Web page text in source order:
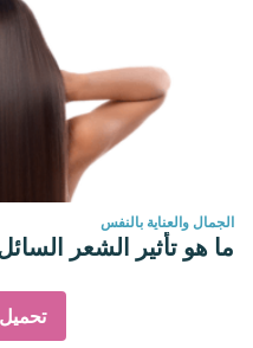
الجمال والعناية بالنفس
ما هو تأثير الشعر